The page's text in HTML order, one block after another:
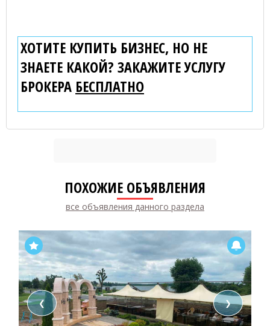
ХОТИТЕ КУПИТЬ БИЗНЕС, НО НЕ
ЗНАЕТЕ КАКОЙ? ЗАКАЖИТЕ УСЛУГУ
БРОКЕРА БЕСПЛАТНО
ПОХОЖИЕ ОБЪЯВЛЕНИЯ
все объявления данного раздела
❮ ❯